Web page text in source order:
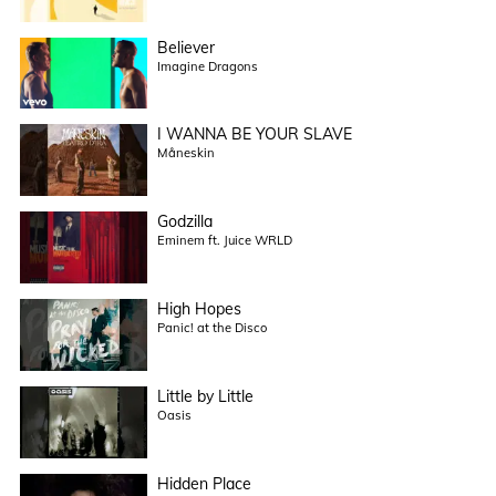
Believer
Imagine Dragons
I WANNA BE YOUR SLAVE
Måneskin
Godzilla
Eminem ft. Juice WRLD
High Hopes
Panic! at the Disco
Little by Little
Oasis
Hidden Place